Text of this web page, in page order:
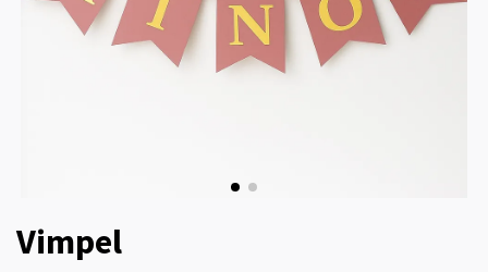
Vimpel